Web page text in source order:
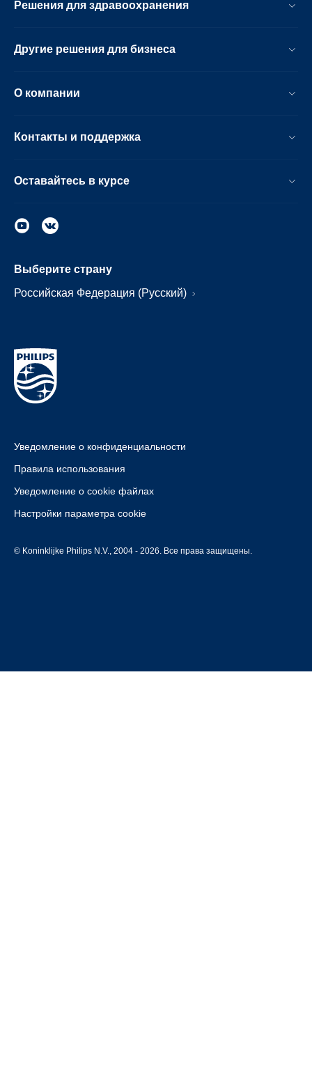
Решения для здравоохранения
Другие решения для бизнеса
О компании
Контакты и поддержка
Оставайтесь в курсе
Выберите страну
Российская Федерация (Русский)
Уведомление о конфиденциальности
Правила использования
Уведомление о cookie файлах
Настройки параметра cookie
© Koninklijke Philips N.V., 2004 - 2026. Все права защищены.